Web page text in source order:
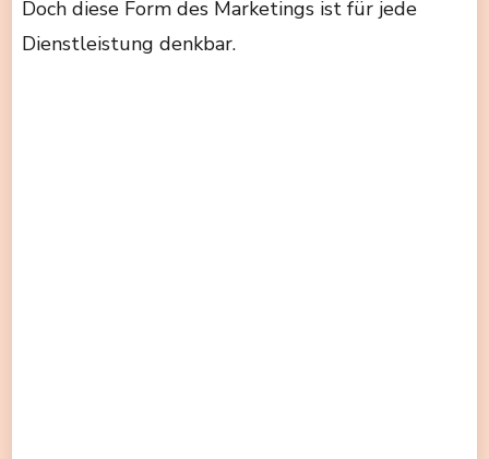
Doch diese Form des Marketings ist für jede
Dienstleistung denkbar.